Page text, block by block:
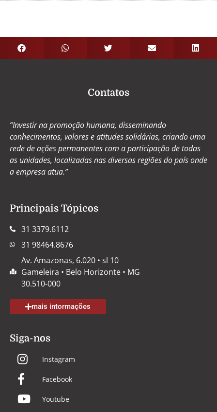
Contatos
“Investir na promoção humana, disseminando
conhecimentos, valores e atitudes solidárias, criando uma
rede de ações permanentes com a participação de todas
as unidades, localizadas nas diversas regiões do país onde
a empresa atua.”
Principais Tópicos
31 3379.6112
31 98464.8676
Av. Amazonas, 6.020 • sl 10
Gameleira • Belo Horizonte • MG
30.510-000
mais intormações
Siga-nos
Instagram
Facebook
Youtube